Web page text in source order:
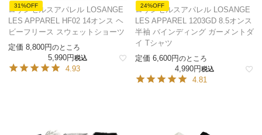
31%OFF
ロサンゼルスアパレル LOSANGE
LES APPAREL HF02 14オンス ヘ
ビーフリース スウェットショーツ
定価 8,800 のところ
5,990 税込
4.93
24%OFF
ロサンゼルスアパレル LOSANGE
LES APPAREL 1203GD 8.5オンス
半袖 バインディング ガーメントダ
イ Tシャツ
定価 6,600 のところ
4,990 税込
4.81